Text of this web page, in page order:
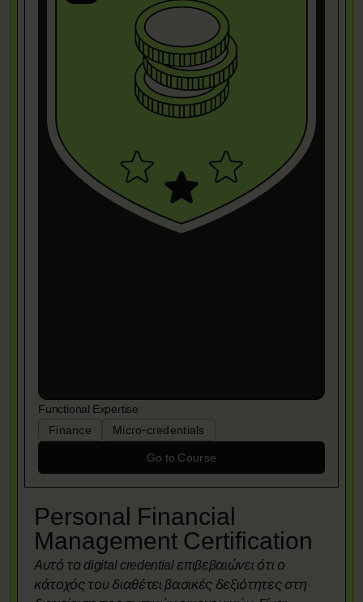
Functional Expertise
Finance
Micro-credentials
Go to Course
Personal Financial
Management Certification
Αυτό το digital credential επιβεβαιώνει ότι ο
κάτοχός του διαθέτει βασικές δεξιότητες στη